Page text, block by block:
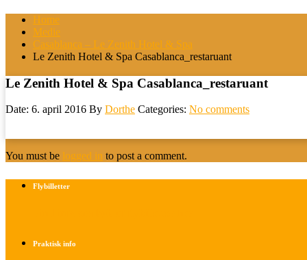
Home
Medie
Casablanca – Le Zenith Hotel & Spa
Le Zenith Hotel & Spa Casablanca_restaruant
Le Zenith Hotel & Spa Casablanca_restaruant
Date: 6. april 2016 By Dorthe Categories: No comments
You must be logged in to post a comment.
Flybilletter
Praktisk info